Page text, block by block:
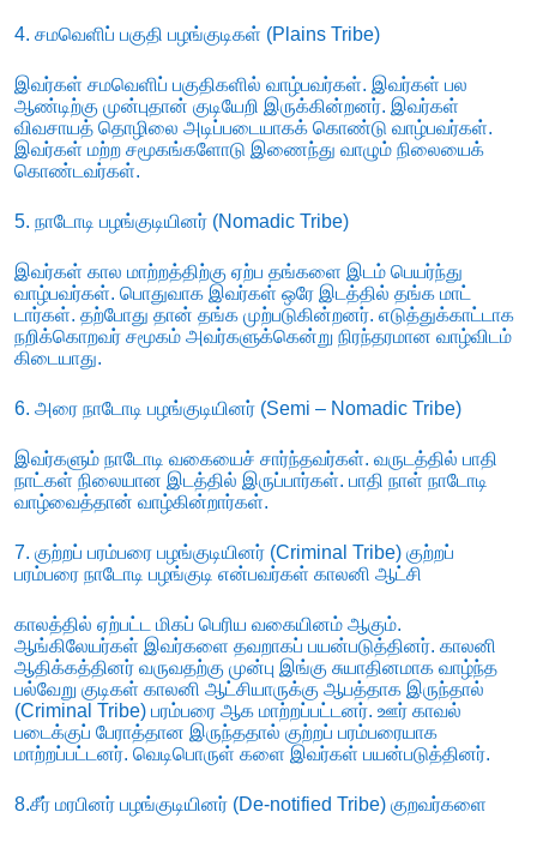
4. சமவெளிப் பகுதி பழங்குடிகள் (Plains Tribe)
இவர்கள் சமவெளிப் பகுதிகளில் வாழ்பவர்கள். இவர்கள் பல
ஆண்டிற்கு முன்புதான் குடியேறி இருக்கின்றனர். இவர்கள்
விவசாயத் தொழிலை அடிப்படையாகக் கொண்டு வாழ்பவர்கள்.
இவர்கள் மற்ற சமூகங்களோடு இணைந்து வாழும் நிலையைக்
கொண்டவர்கள்.
5. நாடோடி பழங்குடியினர் (Nomadic Tribe)
இவர்கள் கால மாற்றத்திற்கு ஏற்ப தங்களை இடம் பெயர்ந்து
வாழ்பவர்கள். பொதுவாக இவர்கள் ஒரே இடத்தில் தங்க மாட்
டார்கள். தற்போது தான் தங்க முற்படுகின்றனர். எடுத்துக்காட்டாக
நறிக்கொறவர் சமூகம் அவர்களுக்கென்று நிரந்தரமான வாழ்விடம்
கிடையாது.
6. அரை நாடோடி பழங்குடியினர் (Semi – Nomadic Tribe)
இவர்களும் நாடோடி வகையைச் சார்ந்தவர்கள். வருடத்தில் பாதி
நாட்கள் நிலையான இடத்தில் இருப்பார்கள். பாதி நாள் நாடோடி
வாழ்வைத்தான் வாழ்கின்றார்கள்.
7. குற்றப் பரம்பரை பழங்குடியினர் (Criminal Tribe) குற்றப்
பரம்பரை நாடோடி பழங்குடி என்பவர்கள் காலனி ஆட்சி
காலத்தில் ஏற்பட்ட மிகப் பெரிய வகையினம் ஆகும்.
ஆங்கிலேயர்கள் இவர்களை தவறாகப் பயன்படுத்தினர். காலனி
ஆதிக்கத்தினர் வருவதற்கு முன்பு இங்கு சுயாதினமாக வாழ்ந்த
பல்வேறு குடிகள் காலனி ஆட்சியாருக்கு ஆபத்தாக இருந்தால்
(Criminal Tribe) பரம்பரை ஆக மாற்றப்பட்டனர். ஊர் காவல்
படைக்குப் பேராத்தான இருந்ததால் குற்றப் பரம்பரையாக
மாற்றப்பட்டனர். வெடிபொருள் களை இவர்கள் பயன்படுத்தினர்.
8.சீர் மரபினர் பழங்குடியினர் (De-notified Tribe) குறவர்களை